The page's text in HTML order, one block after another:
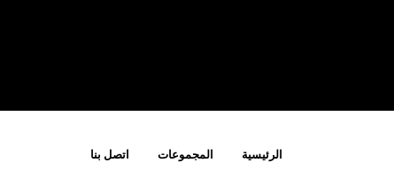
الرئيسية المجموعات اتصل بنا